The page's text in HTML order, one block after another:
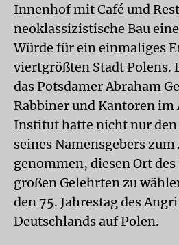
Innenhof mit Café und
neoklassizistische Bau
Würde für ein einmaliges
viertgrößten Stadt Polens.
das Potsdamer Abraham
Rabbiner und Kantoren im
Institut hatte nicht nur den
seines Namensgebers zum
genommen, diesen Ort des
großen Gelehrten zu
den 75. Jahrestag des
Deutschlands auf Polen.